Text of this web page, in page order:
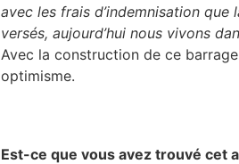
avec les frais d’indemnisation que
versés, aujourd’hui nous vivons
Avec la construction de ce
optimisme.
Est-ce que vous avez trouvé cet